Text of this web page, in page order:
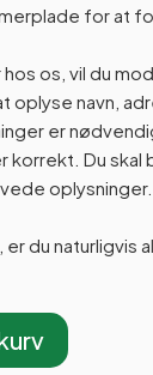
for at
os, vil du
oplyse navn,
er
korrekt. Du skal
oplysninger.
er du naturligvis